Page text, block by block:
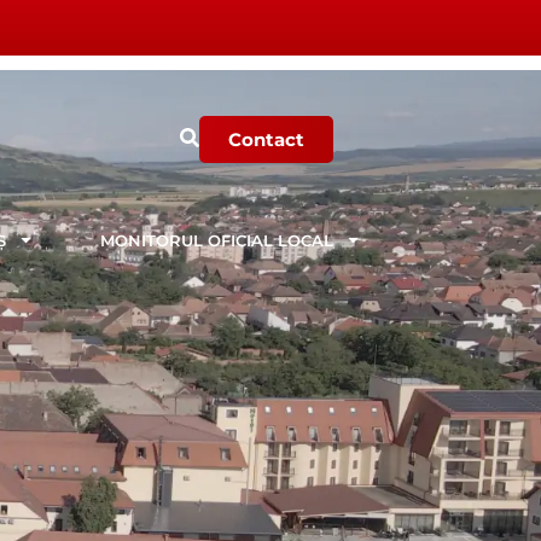
Contact
MONITORUL OFICIAL LOCAL